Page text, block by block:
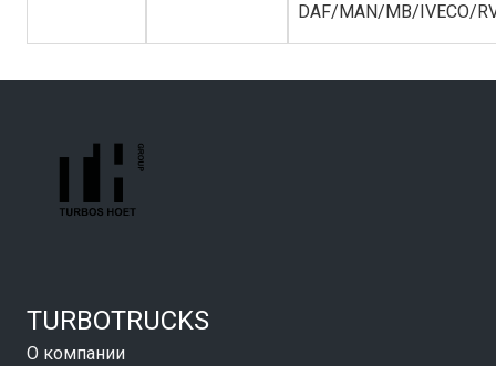
DAF/MAN/MB/IVECO/
TURBOTRUCKS
О компании